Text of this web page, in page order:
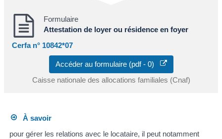
Formulaire
Attestation de loyer ou résidence en foyer
Cerfa n° 10842*07
Accéder au formulaire (pdf - 0)
Caisse nationale des allocations familiales (Cnaf)
À savoir
pour gérer les relations avec le locataire, il peut notamment